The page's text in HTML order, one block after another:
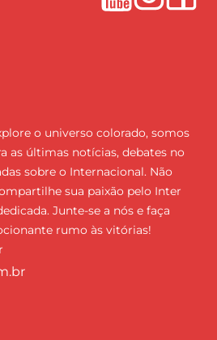
o universo colorado, somos
as últimas notícias, debates no
sobre o Internacional. Não
sua paixão pelo Inter
Junte-se a nós e faça
rumo às vitórias!